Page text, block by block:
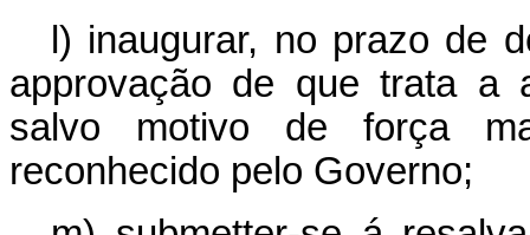
l) inaugurar, no prazo de
approvação de que trata a
salvo motivo de força
reconhecido pelo Governo;